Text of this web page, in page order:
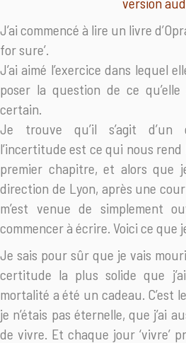
J’ai commencé à lire un livre
for sure’.
J’ai aimé l’exercice dans lequel
poser la question de ce
certain.
Je trouve qu’il s’agit d’un
l’incertitude est ce qui nous rend
premier chapitre, et alors que
direction de Lyon, après une
m’est venue de simplement
commencer à écrire. Voici ce que
Je sais pour sûr que je vais
certitude la plus solide que
mortalité a été un cadeau. C’est
je n’étais pas éternelle, que j’ai
de vivre. Et chaque jour ‘vivre’